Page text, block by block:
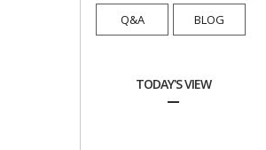
Q&A BLOG
TODAY'S VIEW